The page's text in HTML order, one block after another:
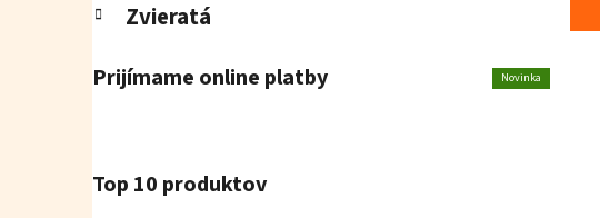
Zvieratá
Prijímame online platby
Top 10 produktov
Novinka